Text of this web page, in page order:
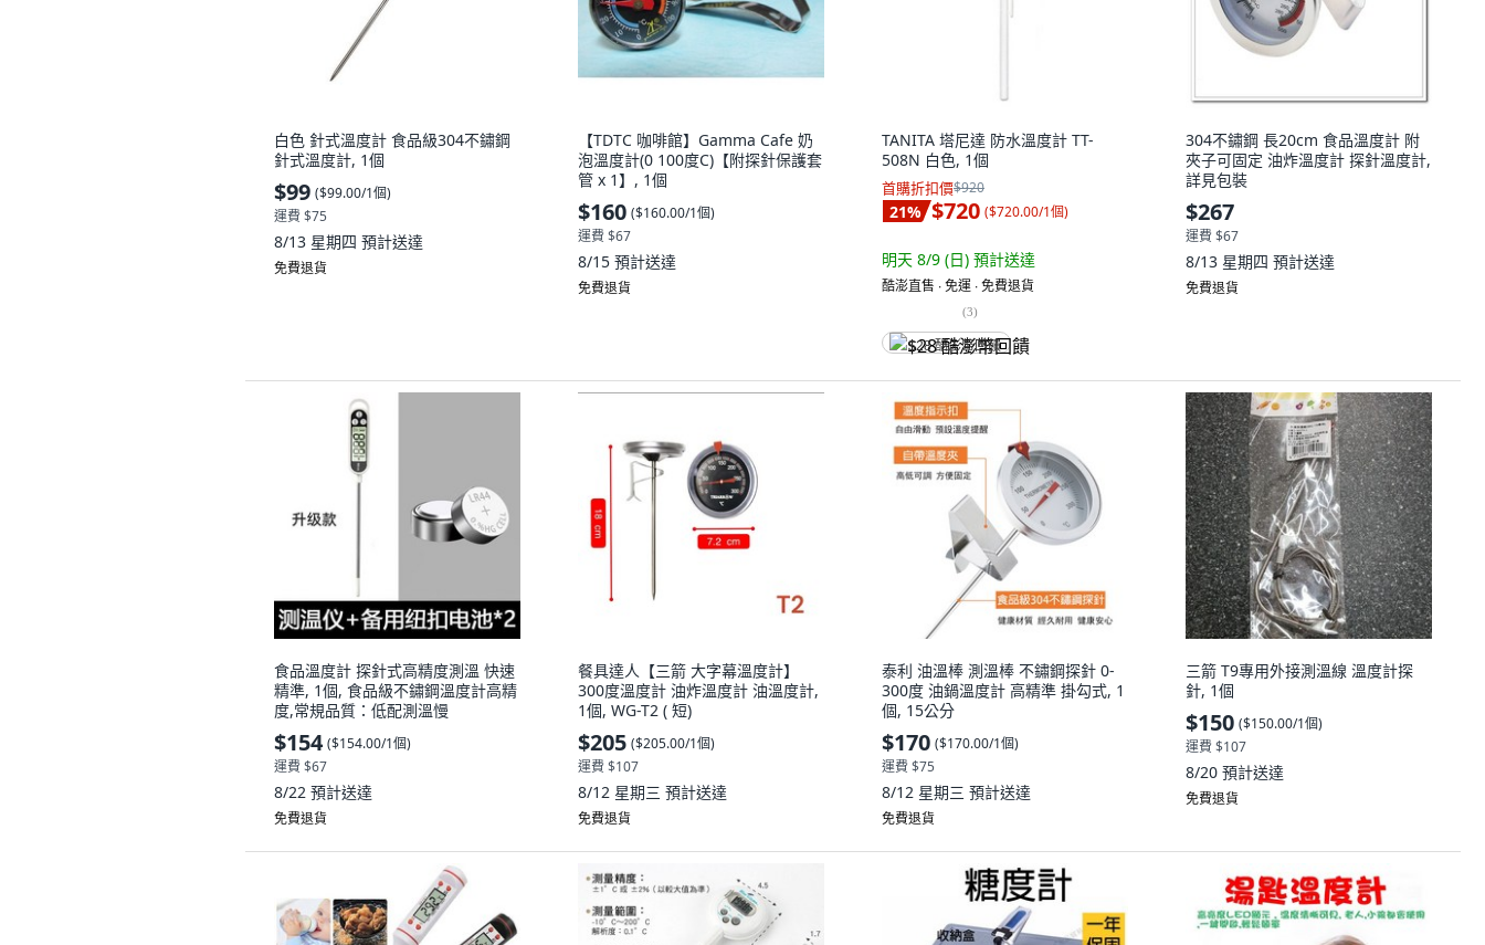
白色 針式溫度計 食品級304不鏽鋼
針式溫度計, 1個
$99 ($99.00/1個)
運費 $75
8/13 星期四 預計送達
免費退貨
【TDTC 咖啡館】Gamma Cafe 奶
泡溫度計(0 100度C)【附探針保護套
管 x 1】, 1個
$160 ($160.00/1個)
運費 $67
8/15 預計送達
免費退貨
TANITA 塔尼達 防水溫度計 TT-
508N 白色, 1個
首購折扣價$920
21% $720 ($720.00/1個)
明天 8/9 (日) 預計送達
酷澎直售 ∙ 免運 ∙ 免費退貨
(3)
$28 酷澎幣回饋
304不鏽鋼 長20cm 食品溫度計 附
夾子可固定 油炸溫度計 探針溫度計,
詳見包裝
$267
運費 $67
8/13 星期四 預計送達
免費退貨
食品溫度計 探針式高精度測溫 快速
精準, 1個, 食品級不鏽鋼溫度計高精
度,常規品質：低配測溫慢
$154 ($154.00/1個)
運費 $67
8/22 預計送達
免費退貨
餐具達人【三箭 大字幕溫度計】
300度溫度計 油炸溫度計 油溫度計,
1個, WG-T2 ( 短)
$205 ($205.00/1個)
運費 $107
8/12 星期三 預計送達
免費退貨
泰利 油溫棒 測溫棒 不鏽鋼探針 0-
300度 油鍋溫度計 高精準 掛勾式, 1
個, 15公分
$170 ($170.00/1個)
運費 $75
8/12 星期三 預計送達
免費退貨
三箭 T9專用外接測溫線 溫度計探
針, 1個
$150 ($150.00/1個)
運費 $107
8/20 預計送達
免費退貨